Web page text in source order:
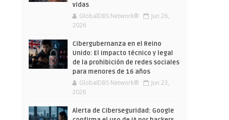
vidas
GlobalDBS Network®
Jun 26,
2026
Cibergubernanza en el Reino
Unido: El impacto técnico y legal
de la prohibición de redes sociales
para menores de 16 años
GlobalDBS Network®
Jun 23,
2026
Alerta de Ciberseguridad: Google